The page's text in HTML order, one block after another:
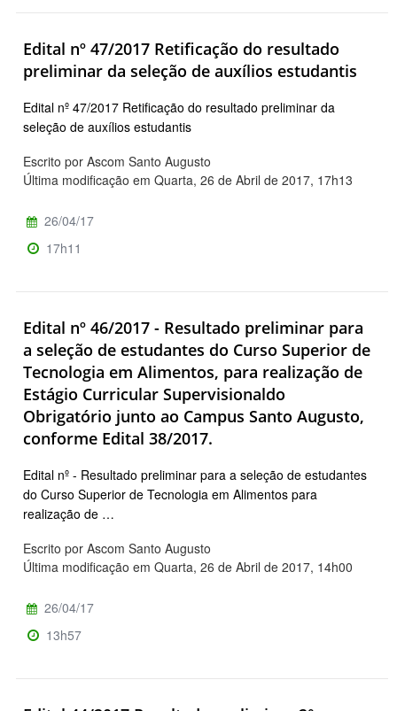
Edital nº 47/2017 Retificação do resultado
preliminar da seleção de auxílios estudantis
Edital nº 47/2017 Retificação do resultado preliminar da
seleção de auxílios estudantis
Escrito por Ascom Santo Augusto
Última modificação em Quarta, 26 de Abril de 2017, 17h13
26/04/17
17h11
Edital nº 46/2017 - Resultado preliminar para
a seleção de estudantes do Curso Superior de
Tecnologia em Alimentos, para realização de
Estágio Curricular Supervisionaldo
Obrigatório junto ao Campus Santo Augusto,
conforme Edital 38/2017.
Edital nº - Resultado preliminar para a seleção de estudantes
do Curso Superior de Tecnologia em Alimentos para
realização de …
Escrito por Ascom Santo Augusto
Última modificação em Quarta, 26 de Abril de 2017, 14h00
26/04/17
13h57